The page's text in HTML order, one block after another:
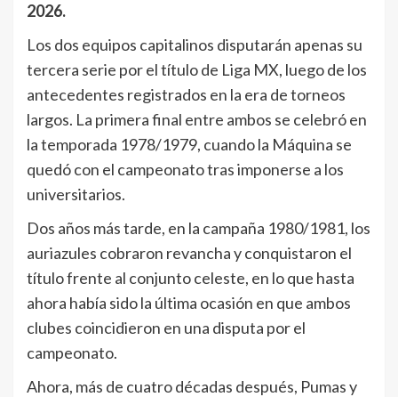
2026.
Los dos equipos capitalinos disputarán apenas su
tercera serie por el título de Liga MX, luego de los
antecedentes registrados en la era de torneos
largos. La primera final entre ambos se celebró en
la temporada 1978/1979, cuando la Máquina se
quedó con el campeonato tras imponerse a los
universitarios.
Dos años más tarde, en la campaña 1980/1981, los
auriazules cobraron revancha y conquistaron el
título frente al conjunto celeste, en lo que hasta
ahora había sido la última ocasión en que ambos
clubes coincidieron en una disputa por el
campeonato.
Ahora, más de cuatro décadas después, Pumas y